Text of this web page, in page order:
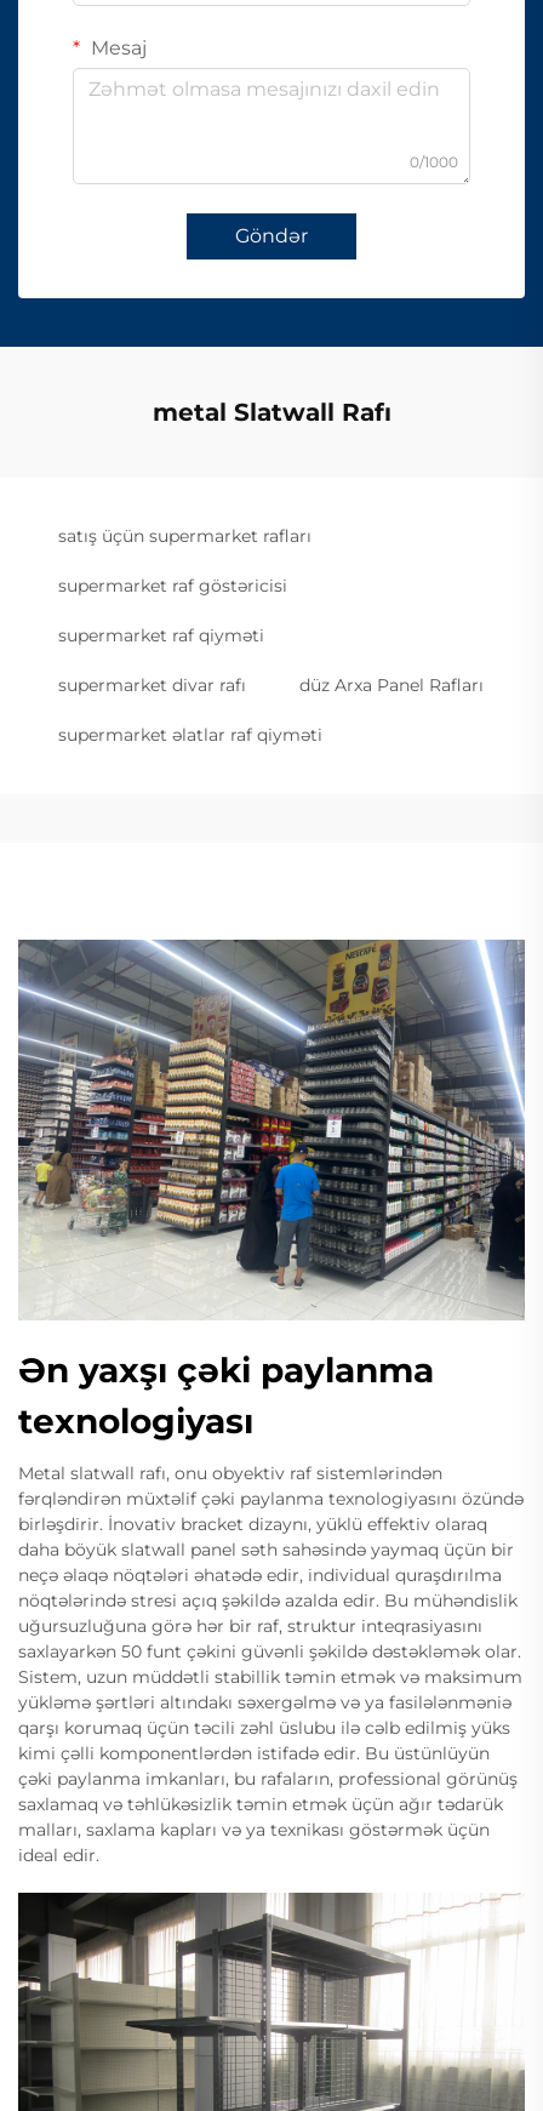
Mesaj
0/1000
Göndər
metal Slatwall Rafı
satış üçün supermarket rafları
supermarket raf göstəricisi
supermarket raf qiyməti
supermarket divar rafı düz Arxa Panel Rafları
supermarket əlatlar raf qiyməti
Ən yaxşı çəki paylanma
texnologiyası
Metal slatwall rafı, onu obyektiv raf sistemlərindən
fərqləndirən müxtəlif çəki paylanma texnologiyasını özündə
birləşdirir. İnovativ bracket dizaynı, yüklü effektiv olaraq
daha böyük slatwall panel səth sahəsində yaymaq üçün bir
neçə əlaqə nöqtələri əhatədə edir, individual quraşdırılma
nöqtələrində stresi açıq şəkildə azalda edir. Bu mühəndislik
uğursuzluğuna görə hər bir raf, struktur inteqrasiyasını
saxlayarkən 50 funt çəkini güvənli şəkildə dəstəkləmək olar.
Sistem, uzun müddətli stabillik təmin etmək və maksimum
yükləmə şərtləri altındakı səxergəlmə və ya fasilələnməniə
qarşı korumaq üçün təcili zəhl üslubu ilə cəlb edilmiş yüks
kimi çəlli komponentlərdən istifadə edir. Bu üstünlüyün
çəki paylanma imkanları, bu rafaların, professional görünüş
saxlamaq və təhlükəsizlik təmin etmək üçün ağır tədarük
malları, saxlama kapları və ya texnikası göstərmək üçün
ideal edir.